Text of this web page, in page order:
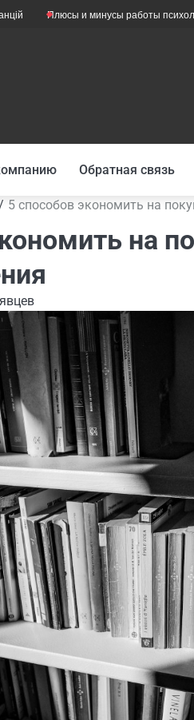
и минусы работы психологом
Обратная связь
5 способов экономить на
на